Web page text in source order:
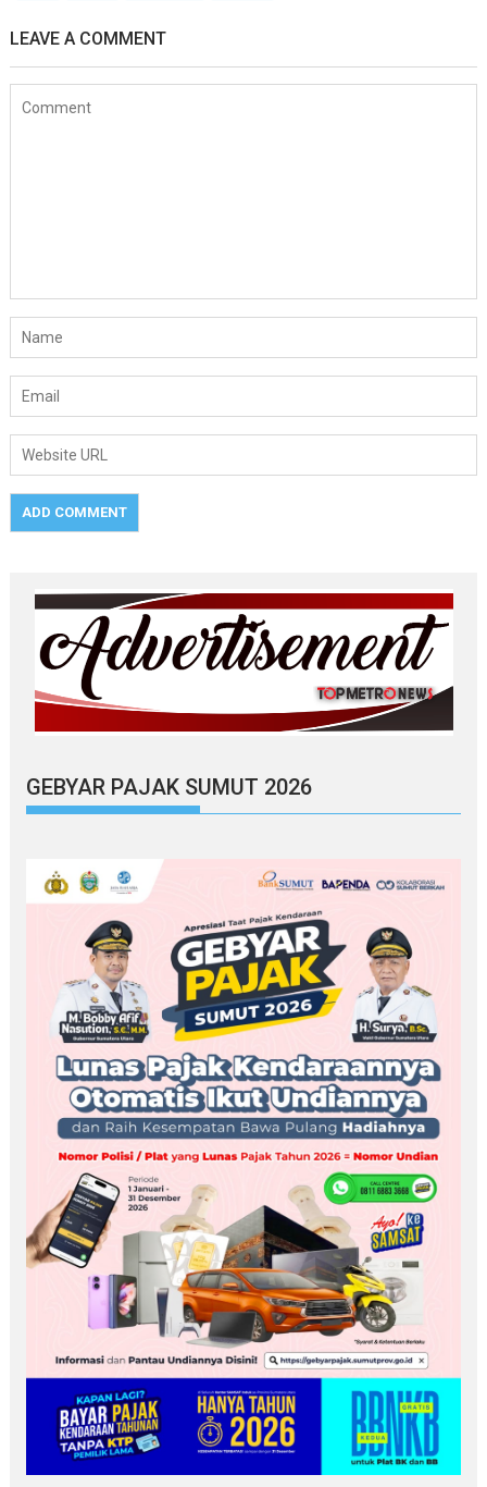
LEAVE A COMMENT
GEBYAR PAJAK SUMUT 2026